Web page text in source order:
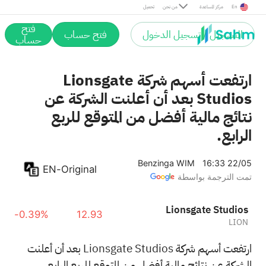
تحميل من نحن مركز المساعدة En
التسجيل / تسجيل الدخول فتح حساب فتح
حساب
ارتفعت أسهم شركة Lionsgate
Studios بعد أن أعلنت الشركة عن
نتائج مالية أفضل من المتوقع للربع
الرابع.
Benzinga WIM
16:33 22/05
تمت الترجمة بواسطة
EN-Original
Lionsgate Studios
LION
12.93
-0.39%
ارتفعت أسهم شركة Lionsgate Studios بعد أن أعلنت